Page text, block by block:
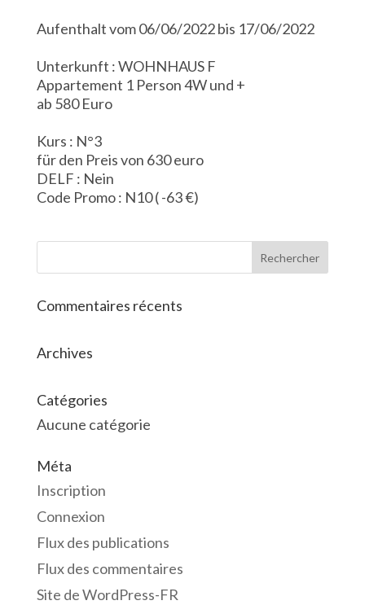
Aufenthalt vom 06/06/2022 bis 17/06/2022
Unterkunft : WOHNHAUS F
Appartement 1 Person 4W und +
ab 580 Euro
Kurs : N°3
für den Preis von 630 euro
DELF : Nein
Code Promo : N10 ( -63 €)
Commentaires récents
Archives
Catégories
Aucune catégorie
Méta
Inscription
Connexion
Flux des publications
Flux des commentaires
Site de WordPress-FR